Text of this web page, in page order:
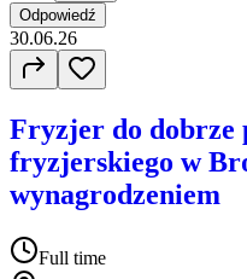
Odpowiedź
30.06.26
Fryzjer do dobrze
fryzjerskiego w
wynagrodzeniem
Full time